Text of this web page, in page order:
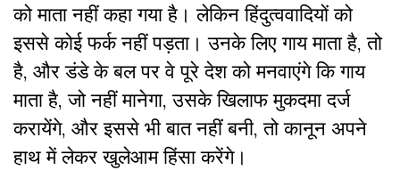
को माता नहीं कहा गया है। लेकिन हिंदुत्ववादियों को
इससे कोई फर्क नहीं पड़ता। उनके लिए गाय माता है, तो
है, और डंडे के बल पर वे पूरे देश को मनवाएंगे कि गाय
माता है, जो नहीं मानेगा, उसके खिलाफ मुकदमा दर्ज
करायेंगे, और इससे भी बात नहीं बनी, तो कानून अपने
हाथ में लेकर खुलेआम हिंसा करेंगे।